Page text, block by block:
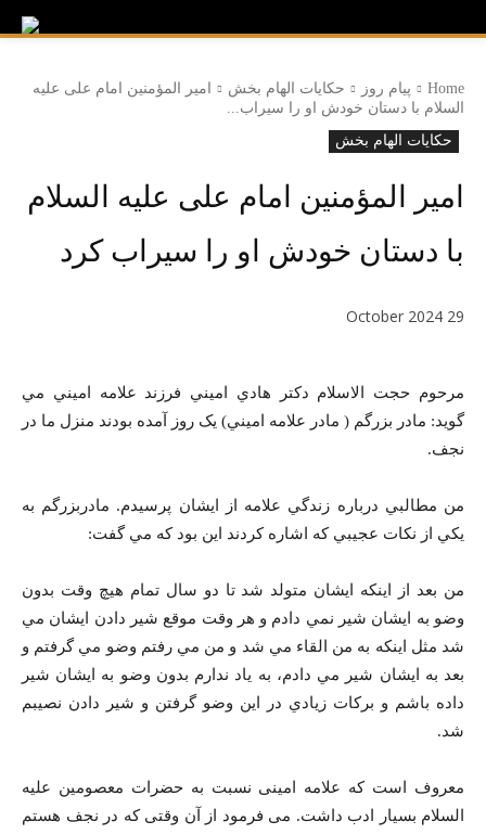
Home پیام روز حکایات الهام بخش
امیر المؤمنین امام علی علیه
السلام با دستان خودش او را سیراب...
حکایات الهام بخش
امیر المؤمنین امام علی علیه السلام
با دستان خودش او را سیراب کرد
29 October 2024
مرحوم حجت الاسلام دکتر هادي اميني فرزند علامه اميني مي
گويد: مادر بزرگم ( مادر علامه اميني) يک روز آمده بودند منزل ما در
نجف.
من مطالبي درباره زندگي علامه از ايشان پرسيدم. مادربزرگم به
يکي از نکات عجيبي که اشاره کردند اين بود که مي گفت:
من بعد از اينکه ايشان متولد شد تا دو سال تمام هيچ وقت بدون
وضو به ايشان شير نمي دادم و هر وقت موقع شير دادن ايشان مي
شد مثل اينکه به من القاء مي شد و من مي رفتم وضو مي گرفتم و
بعد به ايشان شير مي دادم، به ياد ندارم بدون وضو به ايشان شير
داده باشم و برکات زيادي در اين وضو گرفتن و شير دادن نصيبم
شد.
معروف است که علامه امینی نسبت به حضرات معصومين عليه
السلام بسيار ادب داشت. می فرمود از آن وقتی که در نجف هستم